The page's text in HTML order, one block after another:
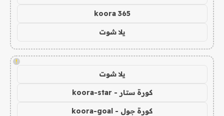
koora 365
يلا شوت
!
يلا شوت
كورة ستار - koora-star
كورة جول - koora-goal